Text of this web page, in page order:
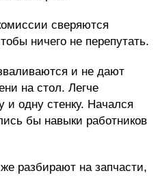
сверяются
ничего не перепутать.
и не дают
на стол. Легче
и одну стенку. Начался
бы навыки работников
разбирают на запчасти,